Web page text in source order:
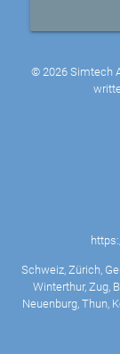
© 2026 Simtech
Schweiz, Zürich,
Winterthur, Zug,
Neuenburg, Thun,